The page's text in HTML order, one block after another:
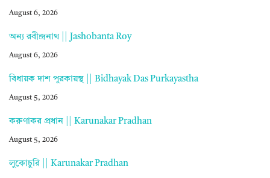
August 6, 2026
অন্য রবীন্দ্রনাথ || Jashobanta Roy
August 6, 2026
বিধায়ক দাশ পুরকায়স্থ || Bidhayak Das Purkayastha
August 5, 2026
করুণাকর প্রধান || Karunakar Pradhan
August 5, 2026
লুকোচুরি || Karunakar Pradhan